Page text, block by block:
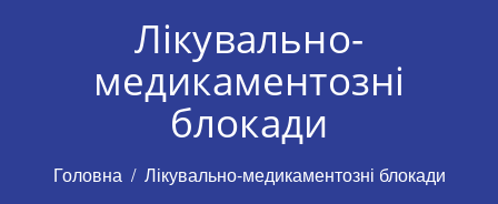
Лікувально-
медикаментозні
блокади
Головна Лікувально-медикаментозні блокади